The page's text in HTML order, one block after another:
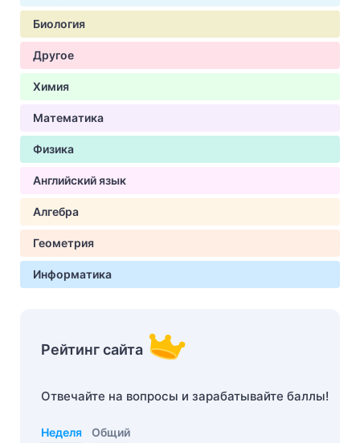
Биология
Другое
Химия
Математика
Физика
Английский язык
Алгебра
Геометрия
Информатика
Рейтинг сайта
Отвечайте на вопросы и зарабатывайте баллы!
Неделя Общий